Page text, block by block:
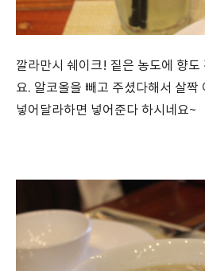
깔라만시 쉐이크! 짙은 농도에 향도
요. 알코올을 빼고 주셨다해서 살짝
넣어달라하면 넣어준다 하시네요~